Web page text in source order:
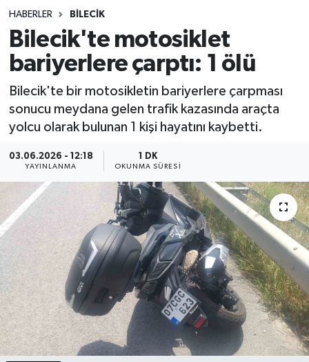
HABERLER BILECIK
Bilecik'te motosiklet
bariyerlere çarptı: 1 ölü
Bilecik'te bir motosikletin bariyerlere çarpması
sonucu meydana gelen trafik kazasında araçta
yolcu olarak bulunan 1 kişi hayatını kaybetti.
03.06.2026 - 12:18
YAYINLANMA
1 DK
OKUNMA SÜRESI
Spor
Teknoloji
Yaşam